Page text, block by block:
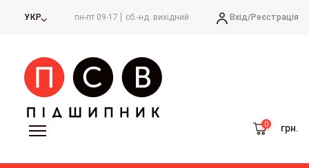
УКР пн-пт 09-17 сб.-нд. вихідний Вхід/Реєстрація
грн.